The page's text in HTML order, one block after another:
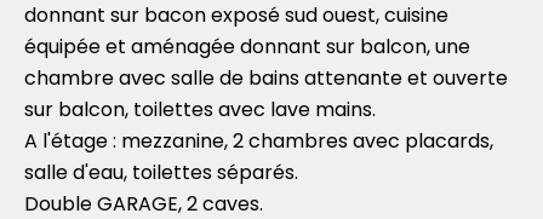
donnant sur bacon exposé sud ouest, cuisine
équipée et aménagée donnant sur balcon, une
chambre avec salle de bains attenante et ouverte
sur balcon, toilettes avec lave mains.
A l'étage : mezzanine, 2 chambres avec placards,
salle d'eau, toilettes séparés.
Double GARAGE, 2 caves.